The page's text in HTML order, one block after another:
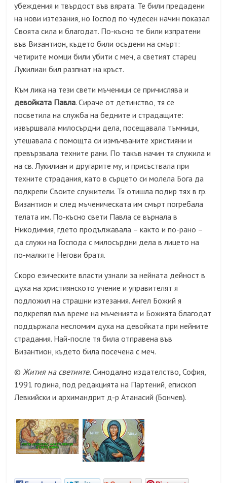
убеждения и твърдост във вярата. Те били предадени
на нови изтезания, но Господ по чудесен начин показал
Своята сила и благодат. По-късно те били изпратени
във Византион, където били осъдени на смърт:
четирите момци били убити с меч, а светият старец
Лукилиан бил разпнат на кръст.
Към лика на тези свети мъченици се причислява и
девойката Павла. Сираче от детинство, тя се
посветила на служба на бедните и страдащите:
извършвала милосърдни дела, посещавала тъмници,
утешавала с помощта си измъчваните християни и
превързвала техните рани. По такъв начин тя служила и
на св. Лукилиан и другарите му, и присъствала при
техните страдания, като в сърцето си молела Бога да
подкрепи Своите служители. Тя отишла подир тях в гр.
Византион и след мъченическата им смърт погребала
телата им. По-късно свети Павла се върнала в
Никодимия, гдето продължавала – както и по-рано –
да служи на Господа с милосърдни дела в лицето на
по-малките Негови братя.
Скоро езическите власти узнали за нейната дейност в
духа на християнското учение и управителят я
подложил на страшни изтезания. Ангел Божий я
подкрепял във време на мъченията и Божията благодат
поддържала несломим духа на девойката при нейните
страдания. Най-после тя била отправена във
Византион, където била посечена с меч.
©Жития на светиите. Синодално издателство, София,
1991 година, под редакцията на Партений, епископ
Левкийски и архимандрит д-р Атанасий (Бончев).